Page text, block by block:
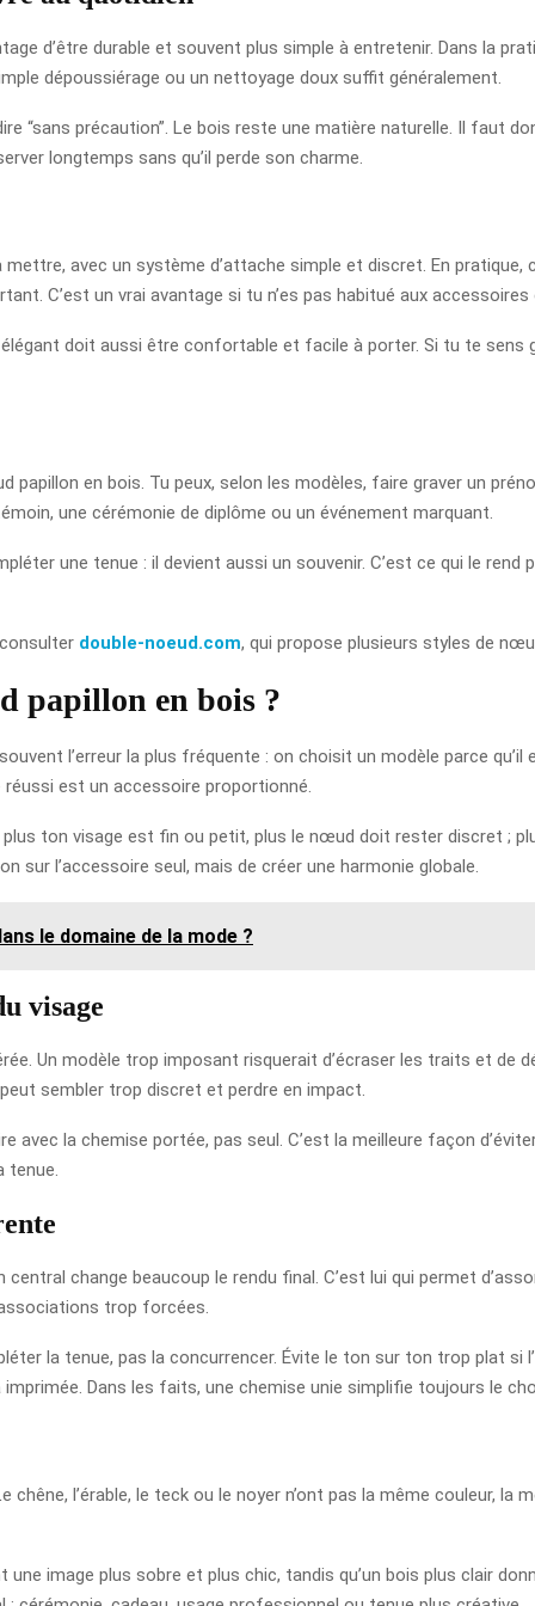
d’être durable et souvent plus simple à entretenir. Dans la
dépoussiérage ou un nettoyage doux suffit généralement.
“sans précaution”. Le bois reste une matière naturelle. Il faut
longtemps sans qu’il perde son charme.
avec un système d’attache simple et discret. En pratique,
C’est un vrai avantage si tu n’es pas habitué aux accessoires
doit aussi être confortable et facile à porter. Si tu te sens
en bois. Tu peux, selon les modèles, faire graver un
une cérémonie de diplôme ou un événement marquant.
une tenue : il devient aussi un souvenir. C’est ce qui le
double-noeud.com, qui propose plusieurs styles de
papillon en bois ?
l’erreur la plus fréquente : on choisit un modèle parce
est un accessoire proportionné.
ton visage est fin ou petit, plus le nœud doit rester discret ;
sur l’accessoire seul, mais de créer une harmonie globale.
le domaine de la mode ?
visage
Un modèle trop imposant risquerait d’écraser les traits et de
sembler trop discret et perdre en impact.
avec la chemise portée, pas seul. C’est la meilleure façon
tenue.
change beaucoup le rendu final. C’est lui qui permet
trop forcées.
la tenue, pas la concurrencer. Évite le ton sur ton trop plat
Dans les faits, une chemise unie simplifie toujours le
l’érable, le teck ou le noyer n’ont pas la même couleur, la
une image plus sobre et plus chic, tandis qu’un bois plus clair